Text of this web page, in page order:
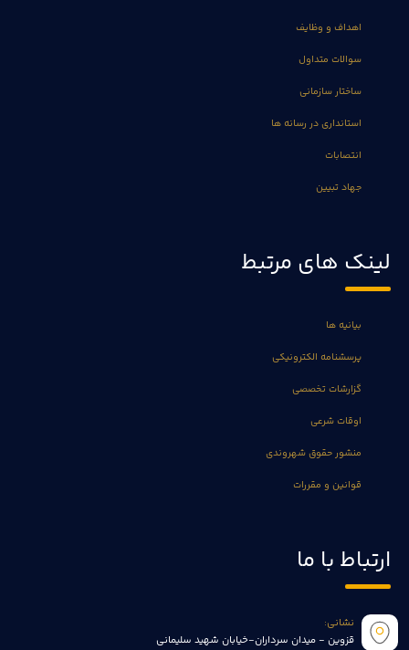
اهداف و وظایف
سوالات متداول
ساختار سازمانی
استانداری در رسانه ها
انتصابات
جهاد تبیین
لینک های مرتبط
بیانیه ها
پرسشنامه الکترونیکی
گزارشات تخصصی
اوقات شرعی
منشور حقوق شهروندی
قوانین و مقررات
ارتباط با ما
نشانی:
قزوین - میدان سرداران-خیابان شهید سلیمانی